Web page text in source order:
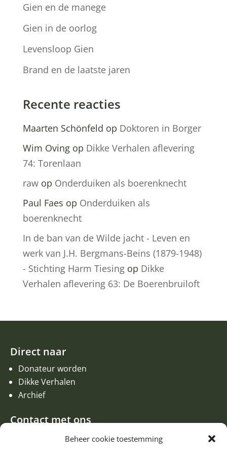
Beheer cookie toestemming
Gien en de manege
Gien in de oorlog
Levensloop Gien
Brand en de laatste jaren
Recente reacties
Maarten Schönfeld op Doktoren in Borger
Wim Ovingop Dikke Verhalen aflevering
74: Torenlaan
rawop Onderduiken als boerenknecht
Paul Faes op Onderduiken als
boerenknecht
In de ban van de Wilde jacht - Leven en
werk van J.H. Bergmans-Beins (1879-1948)
- Stichting Harm Tiesingop Dikke
Verhalen aflevering 63: De Boerenbruiloft
Direct naar
Donateur worden
Dikke Verhalen
Archief
Contact met ons
Een aanvraag of oproep plaatsen